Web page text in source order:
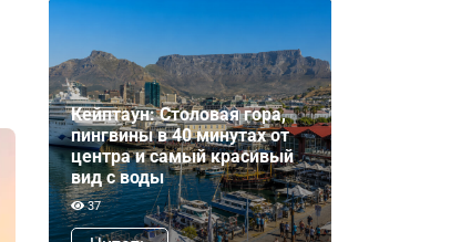
Кейптаун: Столовая гора,
пингвины в 40 минутах от
центра и самый красивый
вид с воды
37